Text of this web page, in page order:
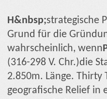
Η&nbsp;strategische
Grund für die
wahrscheinlich, wenn
(316-298 V. Chr.)die
2.850m. Länge.
geografische Relief in